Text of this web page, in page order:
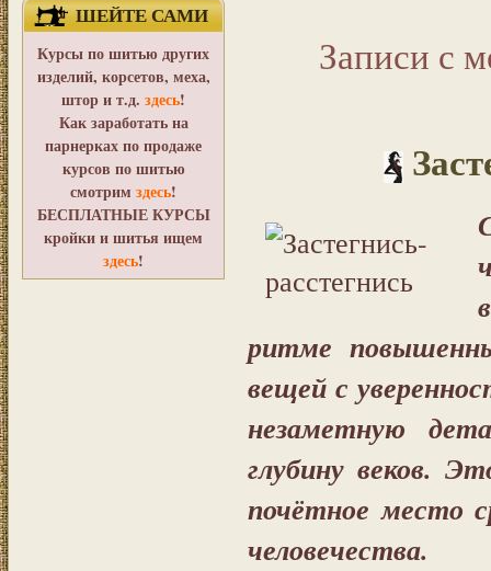
ШЕЙТЕ САМИ
Курсы по шитью других
изделий, корсетов, меха,
штор и т.д. здесь!
Как заработать на
парнерках по продаже
курсов по шитью
смотрим здесь!
БЕСПЛАТНЫЕ КУРСЫ
кройки и шитья ищем
здесь!
Записи с
ритме
вещей с
незаметную
глубину веков.
почётное место
человечества.